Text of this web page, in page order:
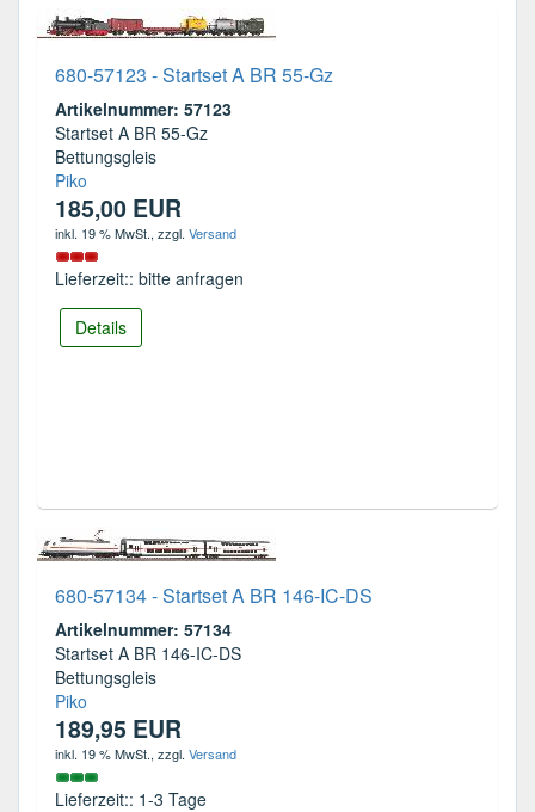
680-57123 - Startset A BR 55-Gz
Artikelnummer: 57123
Startset A BR 55-Gz
Bettungsgleis
Piko
185,00 EUR
inkl. 19 % MwSt., zzgl. Versand
Lieferzeit:: bitte anfragen
Details
680-57134 - Startset A BR 146-IC-DS
Artikelnummer: 57134
Startset A BR 146-IC-DS
Bettungsgleis
Piko
189,95 EUR
inkl. 19 % MwSt., zzgl. Versand
Lieferzeit:: 1-3 Tage